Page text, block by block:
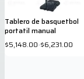
Tablero de basquetbol
portatil manual
$5,148.00-$6,231.00